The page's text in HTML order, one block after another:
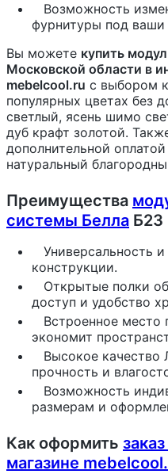
Возможность
фурнитуры под ваши
Вы можете купить
Московской области в
mebelcool.ru с выбором
популярных цветах без
светлый, ясень шимо
дуб крафт золотой.
дополнительной
натуральный
Преимущества
системы Белла Б23
Универсальность
конструкции.
Открытые полки
доступ и удобство
Встроенное место
экономит
Высокое качество
прочность и
Возможность
размерам и
Как оформить
магазине